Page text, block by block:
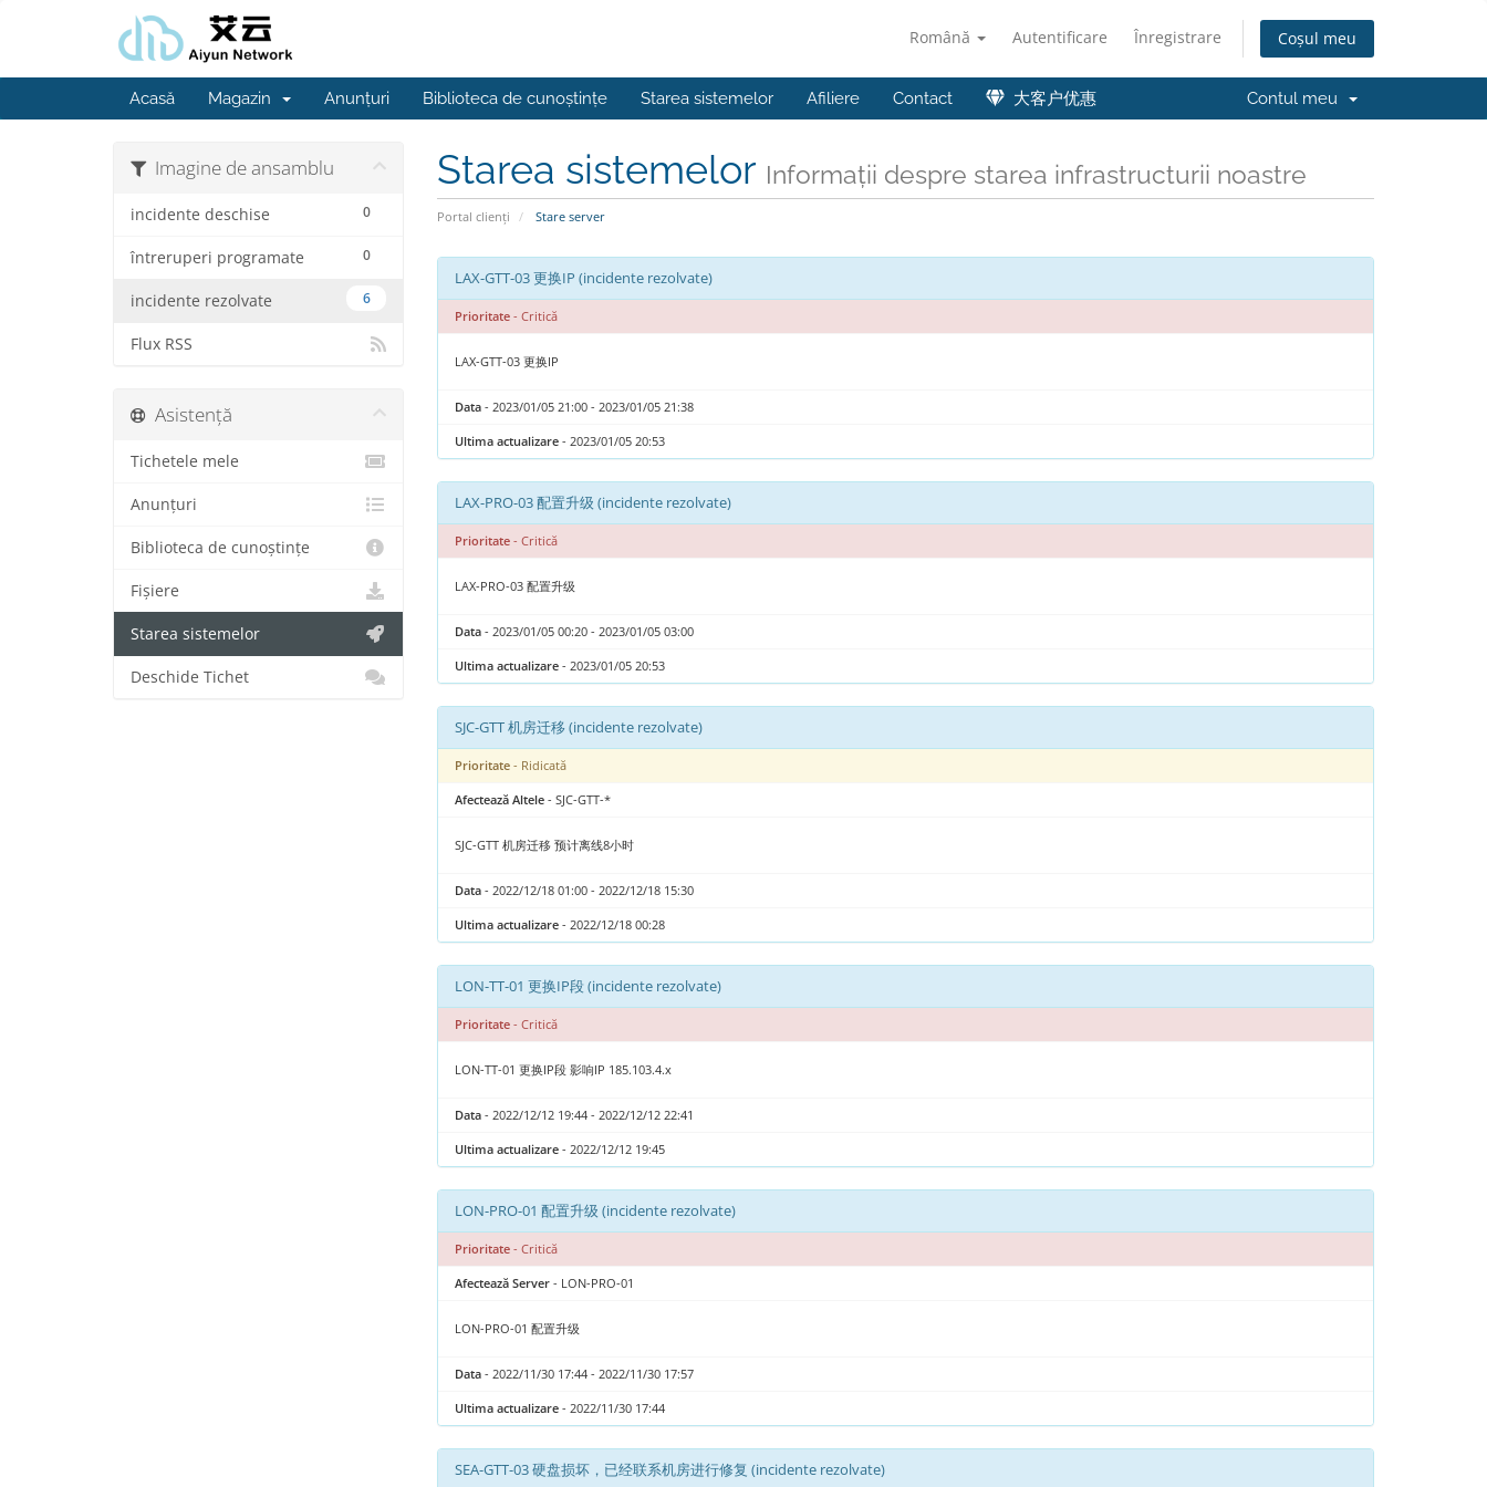
Română Autentificare Înregistrare Coșul meu
Acasă Magazin Anunțuri Biblioteca de cunoștințe Starea sistemelor Afiliere Contact 大客户优惠 Contul meu
Starea sistemelor Informații despre starea infrastructurii noastre
Portal clienți Stare server
Imagine de ansamblu
0
incidente deschise
0
întreruperi programate
6
incidente rezolvate
Flux RSS
LAX-GTT-03 更换IP (incidente rezolvate)
Prioritate- Critică
LAX-GTT-03 更换IP
Data- 2023/01/05 21:00 - 2023/01/05 21:38
Ultima actualizare- 2023/01/05 20:53
LAX-PRO-03 配置升级 (incidente rezolvate)
Prioritate- Critică
LAX-PRO-03 配置升级
Data- 2023/01/05 00:20 - 2023/01/05 03:00
Ultima actualizare- 2023/01/05 20:53
SJC-GTT 机房迁移 (incidente rezolvate)
Prioritate- Ridicată
Afectează Altele- SJC-GTT-*
SJC-GTT 机房迁移 预计离线8小时
Data- 2022/12/18 01:00 - 2022/12/18 15:30
Ultima actualizare- 2022/12/18 00:28
LON-TT-01 更换IP段 (incidente rezolvate)
Prioritate- Critică
LON-TT-01 更换IP段 影响IP 185.103.4.x
Data- 2022/12/12 19:44 - 2022/12/12 22:41
Ultima actualizare- 2022/12/12 19:45
LON-PRO-01 配置升级 (incidente rezolvate)
Prioritate- Critică
Afectează Server- LON-PRO-01
LON-PRO-01 配置升级
Data- 2022/11/30 17:44 - 2022/11/30 17:57
Ultima actualizare- 2022/11/30 17:44
SEA-GTT-03 硬盘损坏，已经联系机房进行修复 (incidente rezolvate)
Asistență
Tichetele mele
Anunțuri
Biblioteca de cunoștințe
Fișiere
Starea sistemelor
Deschide Tichet